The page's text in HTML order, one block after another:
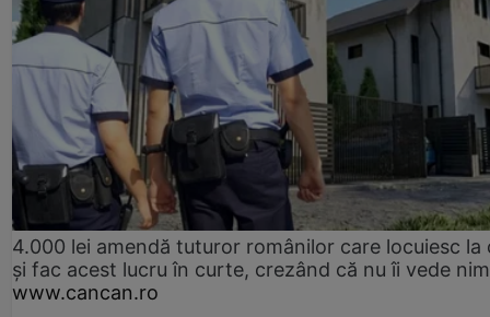
4.000 lei amendă tuturor românilor care locuiesc la
și fac acest lucru în curte, crezând că nu îi vede
www.cancan.ro